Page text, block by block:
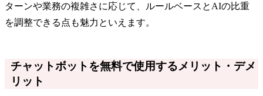
ターンや業務の複雑さに応じて、ルールベースとAIの比重
を調整できる点も魅力といえます。
チャットボットを無料で使用するメリット・デメ
リット